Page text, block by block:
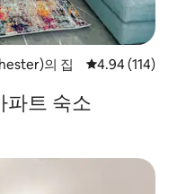
의 집 평점 4.94점(5
4.94 (114)
파트 숙소